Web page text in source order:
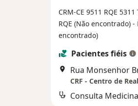
CRM-CE 9511 RQE 5311
RQE (Não encontrado) -
encontrado)
Pacientes fiéis
Rua Monsenhor
CRF - Centro de